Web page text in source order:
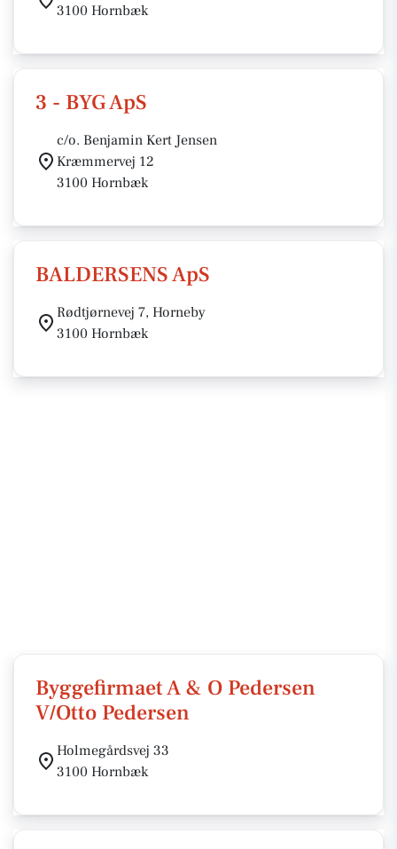
3100 Hornbæk
3 - BYG ApS
c/o. Benjamin Kert Jensen
Kræmmervej 12
3100 Hornbæk
BALDERSENS ApS
Rødtjørnevej 7, Horneby
3100 Hornbæk
Byggefirmaet A & O Pedersen
V/Otto Pedersen
Holmegårdsvej 33
3100 Hornbæk